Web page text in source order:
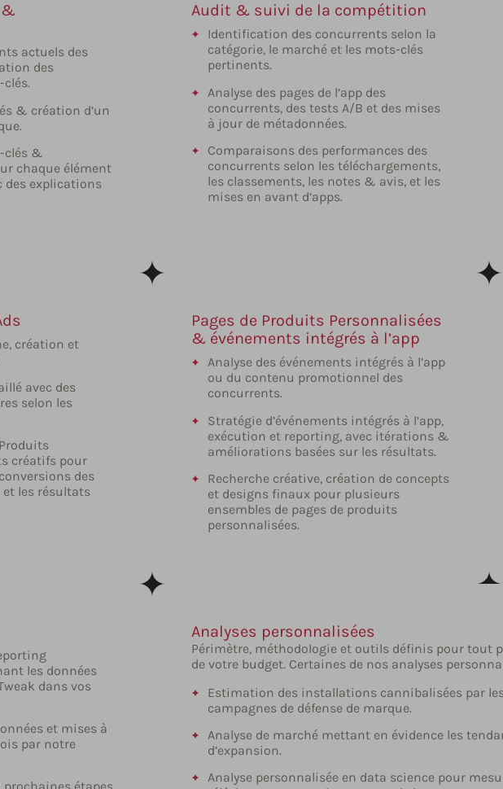
&
actuels des
des
& création d’un
clés &
chaque élément
des explications
Audit & suivi de la compétition
Identification des concurrents selon la
catégorie, le marché et les mots-clés
pertinents.
Analyse des pages de l’app des
concurrents, des tests A/B et des mises
à jour de métadonnées.
Comparaisons des performances des
concurrents selon les téléchargements,
les classements, les notes & avis, et les
mises en avant d’apps.
création et
avec des
selon les
créatifs pour
des
et les résultats
Pages de Produits Personnalisées
& événements intégrés à l’app
Analyse des événements intégrés à l’app
ou du contenu promotionnel des
concurrents.
Stratégie d’événements intégrés à l’app,
exécution et reporting, avec itérations &
améliorations basées sur les résultats.
Recherche créative, création de concepts
et designs finaux pour plusieurs
ensembles de pages de produits
personnalisées.
les données
dans vos
et mises à
par notre
Analyses personnalisées
Périmètre, méthodologie et outils définis pour tout
de votre budget. Certaines de nos analyses
Estimation des installations cannibalisées par
campagnes de défense de marque.
Analyse de marché mettant en évidence les
d’expansion.
Analyse personnalisée en data science pour